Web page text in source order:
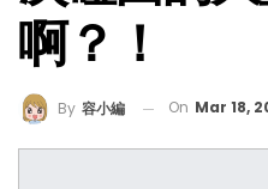
啊？！
By 容小編 On Mar 18,